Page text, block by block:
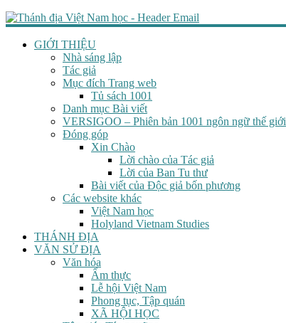
GIỚI THIỆU
Nhà sáng lập
Tác giả
Mục đích Trang web
Tủ sách 1001
Danh mục Bài viết
VERSIGOO – Phiên bản 1001 ngôn ngữ thế giới
Đóng góp
Xin Chào
Lời chào của Tác giả
Lời của Ban Tu thư
Bài viết của Độc giả bốn phương
Các website khác
Việt Nam học
Holyland Vietnam Studies
THÁNH ĐỊA
VĂN SỬ ĐỊA
Văn hóa
Ẩm thực
Lễ hội Việt Nam
Phong tục, Tập quán
XÃ HỘI HỌC